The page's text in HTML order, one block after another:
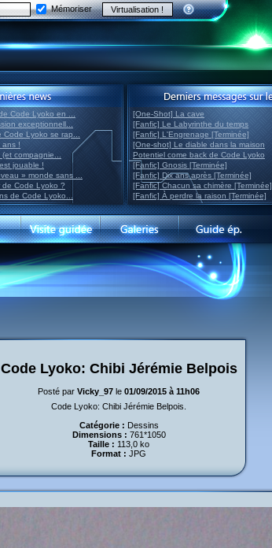
Mémoriser
Code Lyoko en ...
exceptionnell...
Code Lyoko se rap...
ans !
compagnie...
jouable !
» monde sans ...
de Code Lyoko ?
de Code Lyoko...
[One-Shot] La cave
[Fanfic] Le Labyrinthe du temps
[Fanfic] L'Engrenage [Terminée]
[One-shot] Le diable dans la maison
Potentiel come back de Code Lyoko
[Fanfic] Gnosis [Terminée]
[Fanfic] Dix ans après [Terminée]
[Fanfic] Chacun sa chimère [Terminée]
[Fanfic] À perdre la raison [Terminée]
Code Lyoko: Chibi Jérémie Belpois
Posté par Vicky_97 le 01/09/2015 à 11h06
Code Lyoko: Chibi Jérémie Belpois.
Catégorie : Dessins
Dimensions : 761*1050
Taille : 113,0 ko
Format : JPG